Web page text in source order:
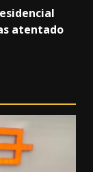
atentado